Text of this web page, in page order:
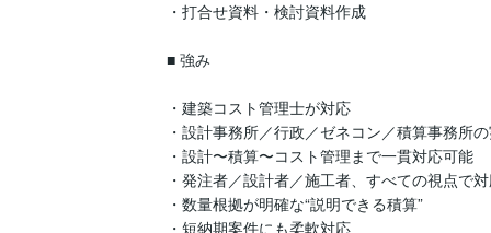
・打合せ資料・検討資料作成
■ 強み
・建築コスト管理士が対応
・設計事務所／行政／ゼネコン／積算事務所
・設計〜積算〜コスト管理まで一貫対応可能
・発注者／設計者／施工者、すべての視点で
・数量根拠が明確な“説明できる積算”
・短納期案件にも柔軟対応